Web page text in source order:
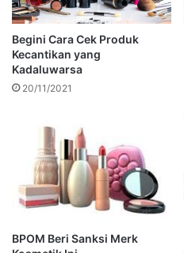
Begini Cara Cek Produk
Kecantikan yang
Kadaluwarsa
20/11/2021
BPOM Beri Sanksi Merk